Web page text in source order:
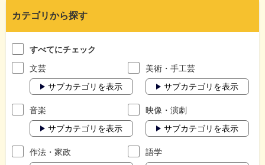
カテゴリから探す
すべてにチェック
文芸
サブカテゴリを表示
美術・手工芸
サブカテゴリを表示
音楽
サブカテゴリを表示
映像・演劇
サブカテゴリを表示
作法・家政
語学